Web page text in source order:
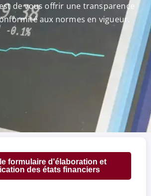
de vous offrir une transparence
aux normes en vigueur.
formulaire d'élaboration et
des états financiers